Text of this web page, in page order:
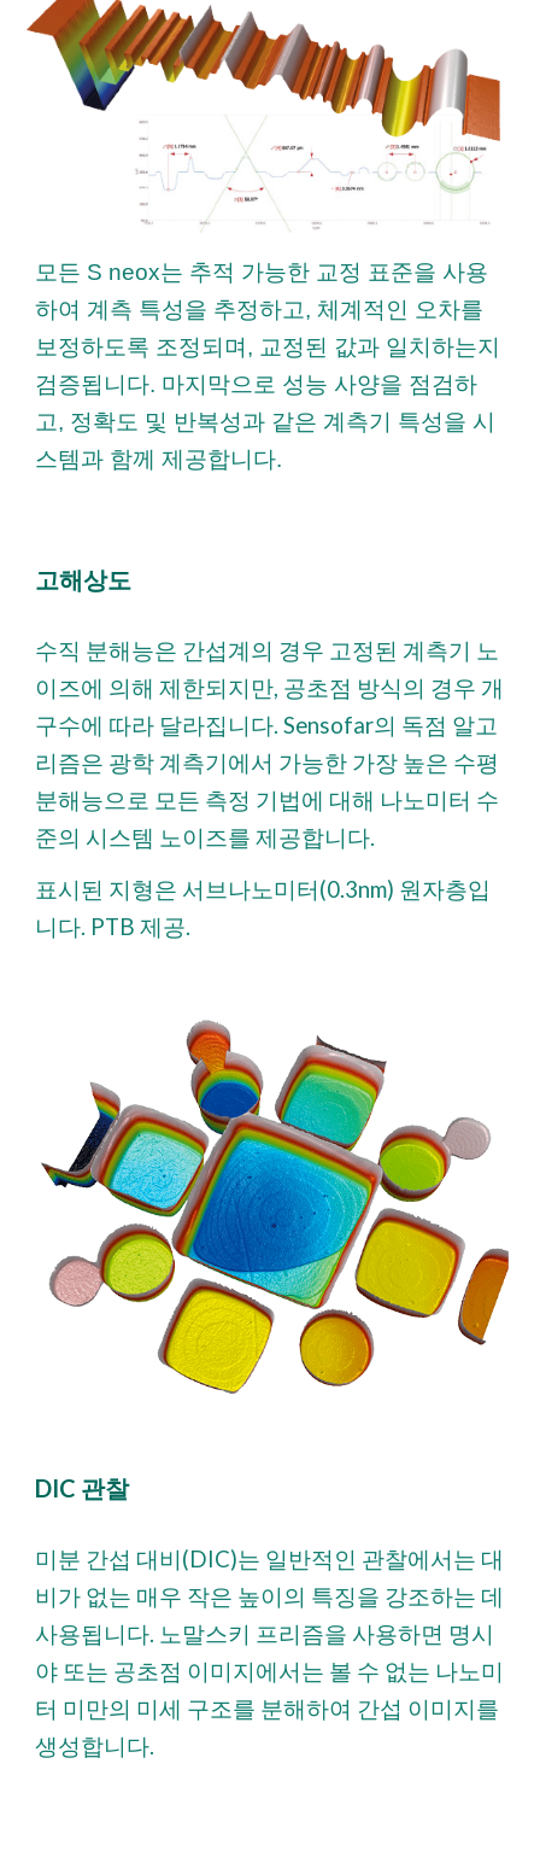
모든 S neox는 추적 가능한 교정 표준을 사용
하여 계측 특성을 추정하고, 체계적인 오차를
보정하도록 조정되며, 교정된 값과 일치하는지
검증됩니다. 마지막으로 성능 사양을 점검하
고, 정확도 및 반복성과 같은 계측기 특성을 시
스템과 함께 제공합니다.
고해상도
수직 분해능은 간섭계의 경우 고정된 계측기 노
이즈에 의해 제한되지만, 공초점 방식의 경우 개
구수에 따라 달라집니다. Sensofar의 독점 알고
리즘은 광학 계측기에서 가능한 가장 높은 수평
분해능으로 모든 측정 기법에 대해 나노미터 수
준의 시스템 노이즈를 제공합니다.
표시된 지형은 서브나노미터(0.3nm) 원자층입
니다. PTB 제공.
DIC 관찰
미분 간섭 대비(DIC)는 일반적인 관찰에서는 대
비가 없는 매우 작은 높이의 특징을 강조하는 데
사용됩니다. 노말스키 프리즘을 사용하면 명시
야 또는 공초점 이미지에서는 볼 수 없는 나노미
터 미만의 미세 구조를 분해하여 간섭 이미지를
생성합니다.